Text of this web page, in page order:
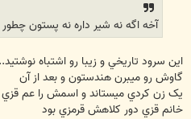
آخه اگه نه شير داره نه پستون
اين سرود تاريخي و زيبا رو اشتباه
گاوش رو ميبرن هندستون و بعد از آن
يک زن کردي ميستاند و اسمش را عم قزي
خانم قزي دور کلاهش قرمزي بود